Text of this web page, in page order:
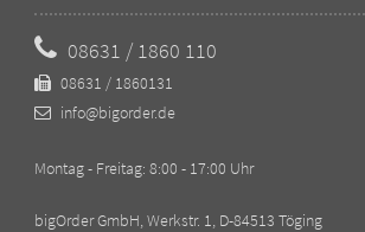
08631 / 1860 110
08631 / 1860131
info@bigorder.de
Montag - Freitag: 8:00 - 17:00 Uhr
bigOrder GmbH, Werkstr. 1, D-84513 Töging